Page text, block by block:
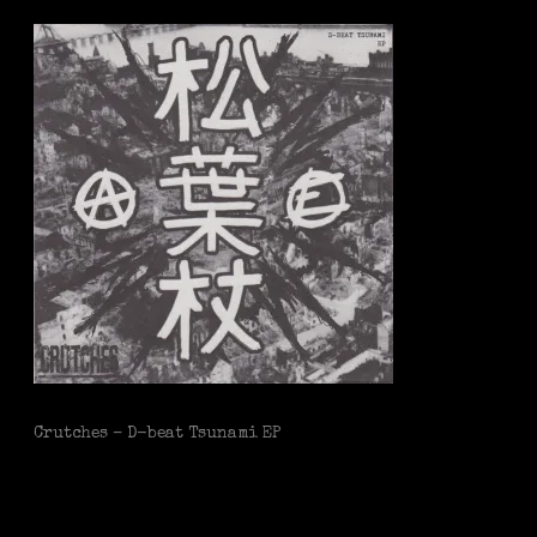
Crutches – D-beat Tsunami EP